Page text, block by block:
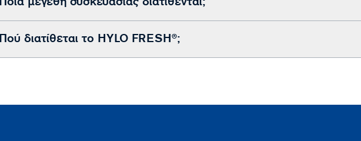
Πού διατίθεται το HYLO FRESH®;